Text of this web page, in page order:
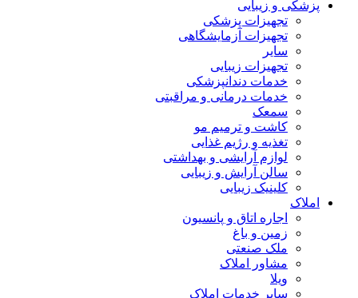
پزشکی و زیبایی
تجهیزات پزشکی
تجهیزات آزمایشگاهی
سایر
تجهیزات زیبایی
خدمات دندانپزشکی
خدمات درمانی و مراقبتی
سمعک
کاشت و ترمیم مو
تغذیه و رژیم غذایی
لوازم آرایشی و بهداشتی
سالن آرایش و زیبایی
کلینیک زیبایی
املاک
اجاره اتاق و پانسیون
زمین و باغ
ملک صنعتی
مشاور املاک
ویلا
سایر خدمات املاک